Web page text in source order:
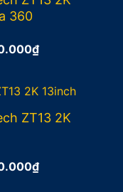
360
₫Giá
15.500.000₫.
ZT13 2K
₫Giá
hiện